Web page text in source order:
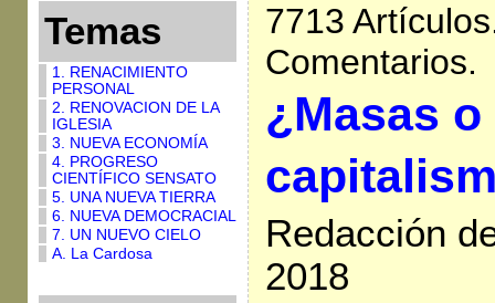
Temas
1. RENACIMIENTO
PERSONAL
2. RENOVACION DE LA
IGLESIA
3. NUEVA ECONOMÍA
4. PROGRESO
CIENTÍFICO SENSATO
5. UNA NUEVA TIERRA
6. NUEVA DEMOCRACIAL
7. UN NUEVO CIELO
A. La Cardosa
7713
Comentarios.
¿Masas
Redacción
2018